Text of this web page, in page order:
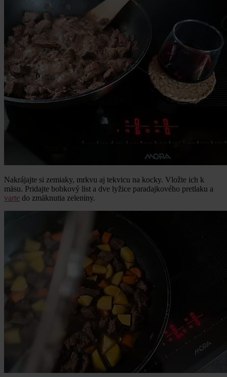
Nakrájajte si zemiaky, mrkvu aj tekvicu na kocky. Vložte ich k
mäsu. Pridajte bobkový list a dve lyžice paradajkového pretlaku a
varte do zmäknutia zeleniny.